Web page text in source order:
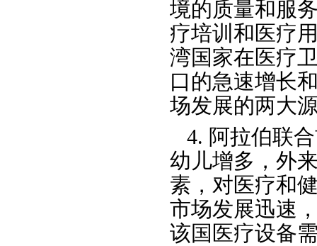
境的质量和服
疗培训和医疗
湾国家在医疗
口的急速增长
场发展的两大
4. 阿拉伯联
幼儿增多，外
素，对医疗和
市场发展迅速
该国医疗设备